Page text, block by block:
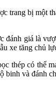
trang bị một
đánh giá là
xe tăng chủ
thép có thể
binh và đánh